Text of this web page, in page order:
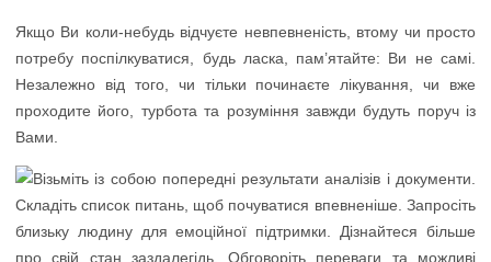
Якщо Ви коли-небудь відчуєте невпевненість, втому чи просто
потребу поспілкуватися, будь ласка, пам’ятайте: Ви не самі.
Незалежно від того, чи тільки починаєте лікування, чи вже
проходите його, турбота та розуміння завжди будуть поруч із
Вами.